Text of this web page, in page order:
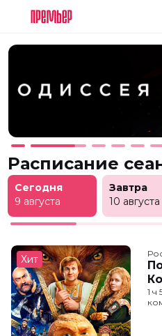
Расписание
Сегодня
9 августа
Завтра
10 августа
Хит
1 ч